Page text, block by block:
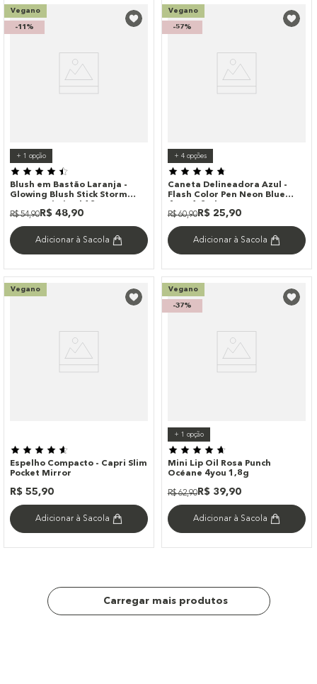
Vegano
-11%
+ 1 opção
Blush em Bastão Laranja -
Glowing Blush Stick Storm
R$ 54,90R$ 48,90
Adicionar à Sacola
Vegano
-57%
+ 4opções
Caneta Delineadora Azul -
Flash Color Pen Neon Blue
R$ 60,90R$ 25,90
Adicionar à Sacola
Vegano
Espelho Compacto - Capri Slim
Pocket Mirror
R$ 55,90
Adicionar à Sacola
Vegano
-37%
+ 1 opção
Mini Lip Oil Rosa Punch
Océane 4you 1,8g
R$ 62,90R$ 39,90
Adicionar à Sacola